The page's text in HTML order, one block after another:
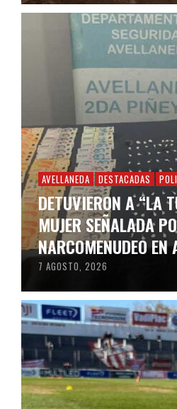
AVELLANEDA DESTACADAS
DETUVIERON A “LA
MUJER SEÑALADA
NARCOMENUDEO EN
7 AGOSTO, 2026